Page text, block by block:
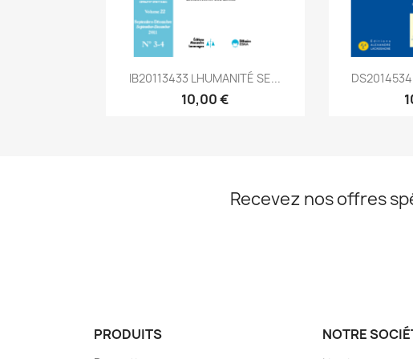
Aperçu rapide
IB20113433 LHUMANITÉ SE...
10,00 €

Recevez nos offres
PRODUITS NOTRE